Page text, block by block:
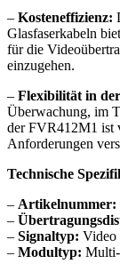
– Kosteneffizienz:
Glasfaserkabeln
für die
einzugehen.
– Flexibilität in
Überwachung, im
der FVR412M1 ist
Anforderungen
Technische
– Artikelnummer:
–
– Signaltyp: Video
– Modultyp: